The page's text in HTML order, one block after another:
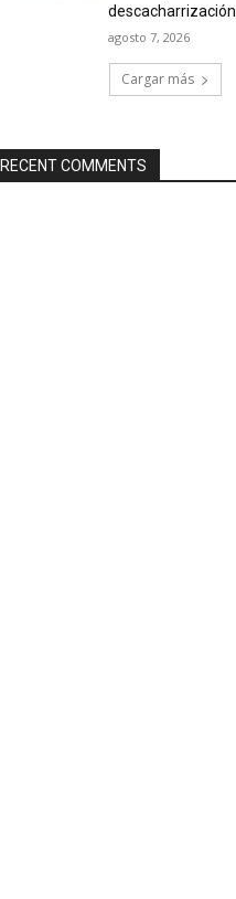
descacharrización
agosto 7, 2026
Cargar más
RECENT COMMENTS